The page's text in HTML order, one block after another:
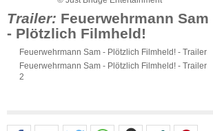
Trailer: Feuerwehrmann Sam
- Plötzlich Filmheld!
Feuerwehrmann Sam - Plötzlich Filmheld! - Trailer
Feuerwehrmann Sam - Plötzlich Filmheld! - Trailer
2